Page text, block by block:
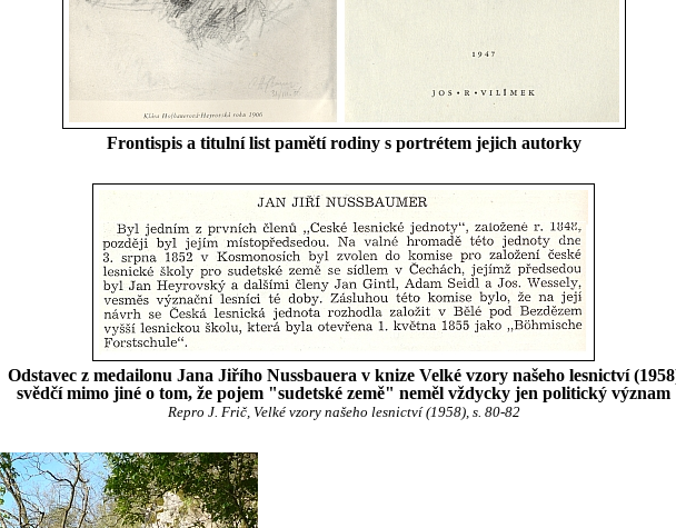
Frontispis a titulní list pamětí rodiny s portrétem jejich autorky
Odstavec z medailonu Jana Jiřího Nussbauera v knize Velké vzory našeho lesnictví
svědčí mimo jiné o tom, že pojem "sudetské země" neměl vždycky jen politický význam
Repro J. Frič, Velké vzory našeho lesnictví (1958), s. 80-82